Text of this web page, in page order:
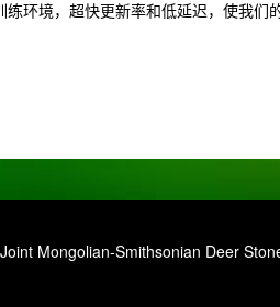
练环境，超快更新率和低延迟，使我们
Mongolian-Smithsonian Deer